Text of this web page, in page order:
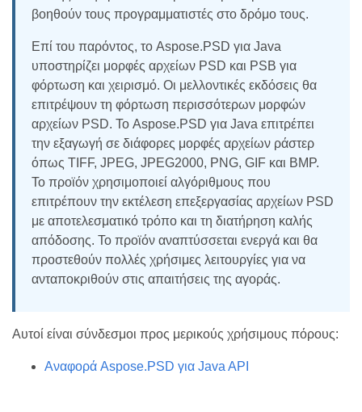
βοηθούν τους προγραμματιστές στο δρόμο τους.
Επί του παρόντος, το Aspose.PSD για Java
υποστηρίζει μορφές αρχείων PSD και PSB για
φόρτωση και χειρισμό. Οι μελλοντικές εκδόσεις θα
επιτρέψουν τη φόρτωση περισσότερων μορφών
αρχείων PSD. Το Aspose.PSD για Java επιτρέπει
την εξαγωγή σε διάφορες μορφές αρχείων ράστερ
όπως TIFF, JPEG, JPEG2000, PNG, GIF και BMP.
Το προϊόν χρησιμοποιεί αλγόριθμους που
επιτρέπουν την εκτέλεση επεξεργασίας αρχείων PSD
με αποτελεσματικό τρόπο και τη διατήρηση καλής
απόδοσης. Το προϊόν αναπτύσσεται ενεργά και θα
προστεθούν πολλές χρήσιμες λειτουργίες για να
ανταποκριθούν στις απαιτήσεις της αγοράς.
Αυτοί είναι σύνδεσμοι προς μερικούς χρήσιμους πόρους:
Αναφορά Aspose.PSD για Java API